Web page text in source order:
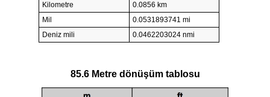
Kilometre
0.0856 km
Mil
0.0531893741 mi
Deniz mili
0.0462203024 nmi
85.6 Metre dönüşüm tablosu